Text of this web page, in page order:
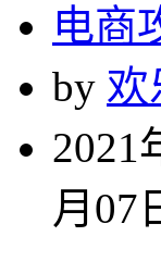
电商
by 欢
2021
月07